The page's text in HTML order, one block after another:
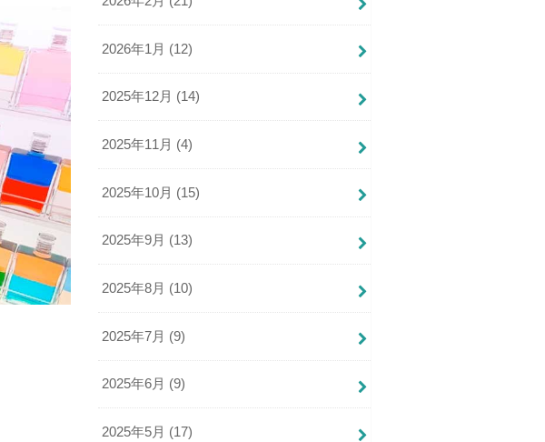
2026年1月 (12)
2025年12月 (14)
2025年11月 (4)
2025年10月 (15)
2025年9月 (13)
2025年8月 (10)
2025年7月 (9)
2025年6月 (9)
2025年5月 (17)